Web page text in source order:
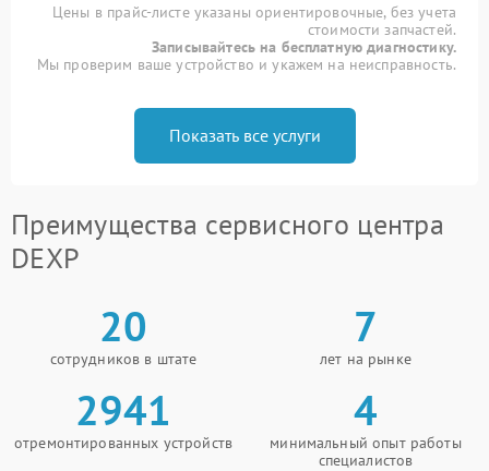
Цены в прайс-листе указаны ориентировочные, без учета
стоимости запчастей.
Записывайтесь на бесплатную диагностику.
Мы проверим ваше устройство и укажем на неисправность.
Показать все услуги
Преимущества сервисного центра
DEXP
20
сотрудников в штате
7
лет на рынке
2941
отремонтированных устройств
4
минимальный опыт работы
специалистов